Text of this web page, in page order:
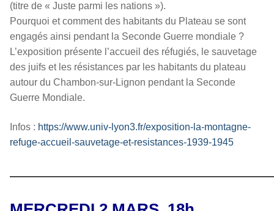
(titre de « Juste parmi les nations »).
Pourquoi et comment des habitants du Plateau se sont
engagés ainsi pendant la Seconde Guerre mondiale ?
L’exposition présente l’accueil des réfugiés, le sauvetage
des juifs et les résistances par les habitants du plateau
autour du Chambon-sur-Lignon pendant la Seconde
Guerre Mondiale.
Infos : https://www.univ-lyon3.fr/exposition-la-montagne-
refuge-accueil-sauvetage-et-resistances-1939-1945